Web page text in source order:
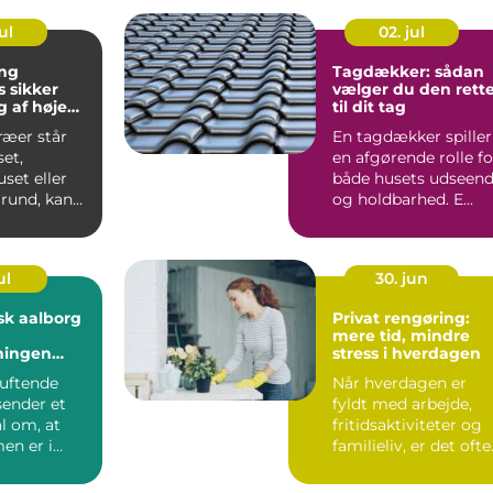
af høje
står
eller
kan
...
02. jul
Tagdækker: sådan
vælger du den
til dit tag
En tagdækker spiller
en afgørende rolle
både husets
og holdbarhed. E...
aalborg
et
om, at
er i
30. jun
Privat rengøring:
mere tid, mindre
stress i hverdagen
Når hverdagen er
fyldt med arbejde,
fritidsaktiviteter og
familieliv, er det ofte